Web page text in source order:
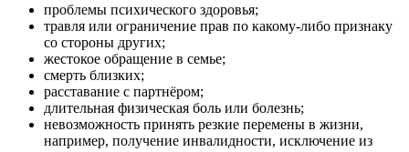
проблемы психического здоровья;
травля или ограничение прав по какому-либо признаку
со стороны других;
жестокое обращение в семье;
смерть близких;
расставание с партнёром;
длительная физическая боль или болезнь;
невозможность принять резкие перемены в жизни,
например, получение инвалидности, исключение из